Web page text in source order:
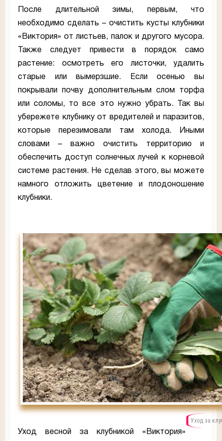
После длительной зимы, первым, что
необходимо сделать – очистить кусты клубники
«Виктория» от листьев, палок и другого мусора.
Также следует привести в порядок само
растение: осмотреть его листочки, удалить
старые или вымерзшие. Если осенью вы
покрывали почву дополнительным слом торфа
или соломы, то все это нужно убрать. Так вы
убережете клубнику от вредителей и паразитов,
которые перезимовали там холода. Иными
словами – важно очистить территорию и
обеспечить доступ солнечных лучей к корневой
системе растения. Не сделав этого, вы можете
намного отложить цветение и плодоношение
клубники.
Уход за
Уход весной за клубникой «Виктория»